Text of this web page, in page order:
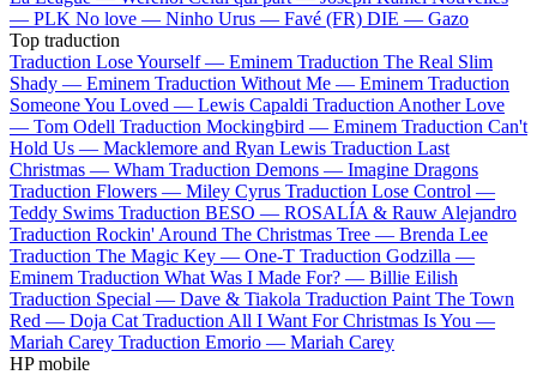
— PLK No love — Ninho Urus — Favé (FR) DIE — Gazo
Top traduction
Traduction Lose Yourself — Eminem Traduction The Real Slim
Shady — Eminem Traduction Without Me — Eminem Traduction
Someone You Loved — Lewis Capaldi Traduction Another Love
— Tom Odell Traduction Mockingbird — Eminem Traduction Can't
Hold Us — Macklemore and Ryan Lewis Traduction Last
Christmas — Wham Traduction Demons — Imagine Dragons
Traduction Flowers — Miley Cyrus Traduction Lose Control —
Teddy Swims Traduction BESO — ROSALÍA & Rauw Alejandro
Traduction Rockin' Around The Christmas Tree — Brenda Lee
Traduction The Magic Key — One-T Traduction Godzilla —
Eminem Traduction What Was I Made For? — Billie Eilish
Traduction Special — Dave & Tiakola Traduction Paint The Town
Red — Doja Cat Traduction All I Want For Christmas Is You —
Mariah Carey Traduction Emorio — Mariah Carey
HP mobile